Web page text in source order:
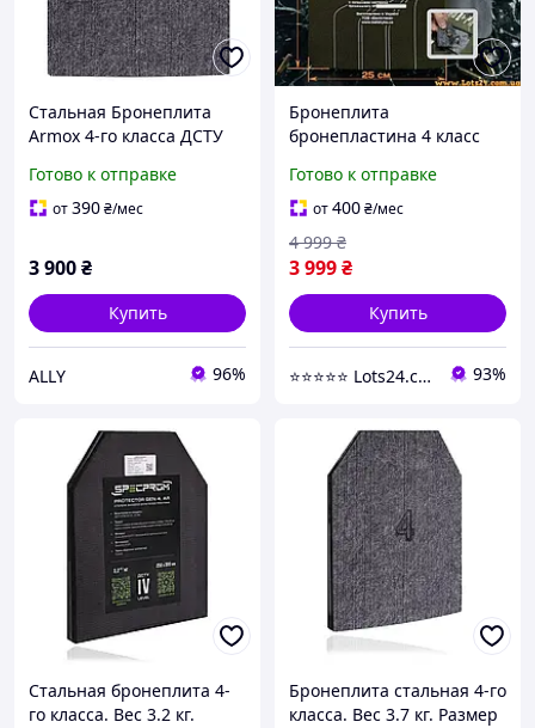
Стальная Бронеплита
Armox 4-го класса ДСТУ
см
Готово к отправке
от390₴/мес
3 900₴
Купить
ALLY 96%
Бронеплита
бронепластина 4 класс
4 класс бронеплиты сталь
4 класса для бронежилета
Готово к отправке
от400₴/мес
3 999₴
4 999 ₴
Купить
⭐️⭐️⭐️⭐️⭐️ Lots24.com.ua 93%
Стальная бронеплита 4-
го класса. Вес 3.2 кг.
Бронеплита стальная 4-го
класса. Вес 3.7 кг. Размер